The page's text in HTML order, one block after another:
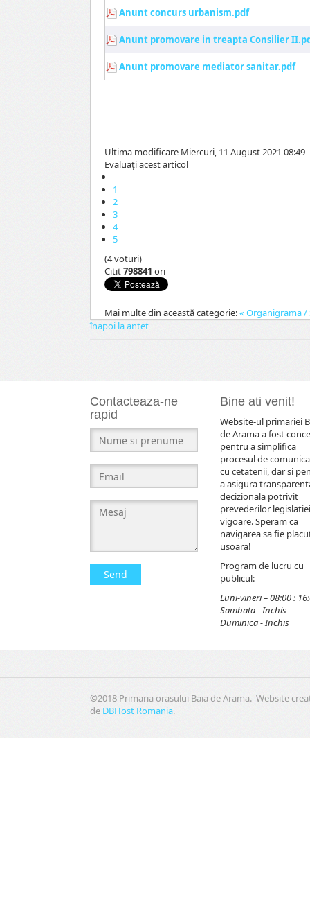
Anunt concurs urbanism.pdf
Anunt promovare in treapta Consilier
Anunt promovare mediator sanitar.pdf
Ultima modificare Miercuri, 11 August 2021 08:49
Evaluaţi acest articol
1
2
3
4
5
(4 voturi)
Citit798841 ori
Mai multe din această categorie:« Organigrama
înapoi la antet
Contacteaza-ne
rapid
Send
Bine ati venit!
Website-ul primariei
de Arama a fost
pentru a simplifica
procesul de
cu cetatenii, dar si
a asigura
decizionala potrivit
prevederilor
vigoare. Speram ca
navigarea sa fie
usoara!
Program de lucru cu
publicul:
Luni-vineri – 08:00 :
Sambata - Inchis
Duminica - Inchis
©2018 Primaria orasului Baia de Arama. Website
de DBHost Romania.